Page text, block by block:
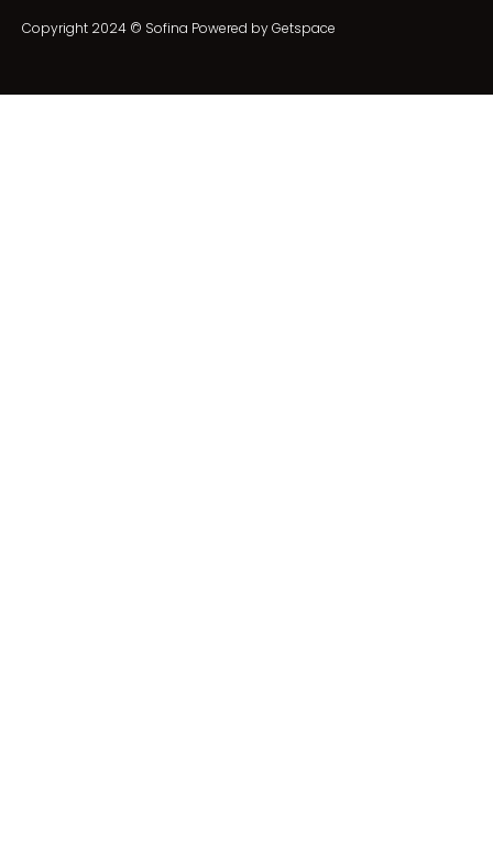
Copyright 2024 © Sofina Powered byGetspace